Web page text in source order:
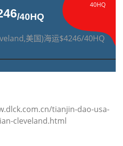
40HQ
/40HQ
美国)海运$4246/40HQ
tianjin-dao-usa-
cleveland.html